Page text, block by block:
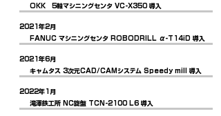
OKK 5軸マシニングセンタ VC-X350 導入
2021年2月
FANUC マシニングセンタ ROBODRILL α-T14iD 導入
2021年6月
キャムタス 3次元CAD/CAMシステム Speedy mill 導入
2022年1月
滝澤鉄工所 NC旋盤 TCN-2100 L6 導入